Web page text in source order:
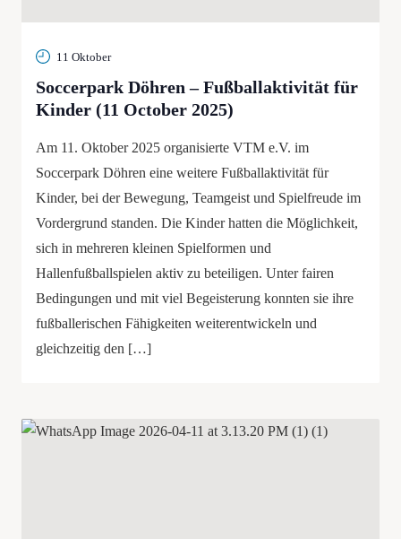
Soccerpark Döhren – Fußballaktivität für
Kinder (11 October 2025)
11 Oktober
Am 11. Oktober 2025 organisierte VTM e.V. im
Soccerpark Döhren eine weitere Fußballaktivität für
Kinder, bei der Bewegung, Teamgeist und Spielfreude im
Vordergrund standen. Die Kinder hatten die Möglichkeit,
sich in mehreren kleinen Spielformen und
Hallenfußballspielen aktiv zu beteiligen. Unter fairen
Bedingungen und mit viel Begeisterung konnten sie ihre
fußballerischen Fähigkeiten weiterentwickeln und
gleichzeitig den […]